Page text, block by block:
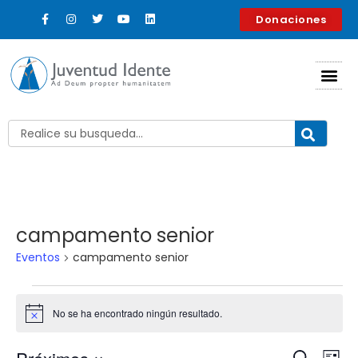
Donaciones
campamento senior
Eventos campamento senior
Aviso No se ha encontrado ningún resultado.